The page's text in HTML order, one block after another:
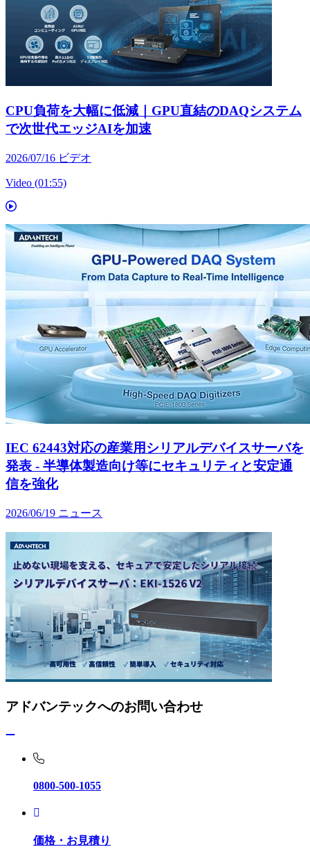
CPU負荷を大幅に低減｜GPU直結のDAQシステム
で次世代エッジAIを加速
2026/07/16 ビデオ
Video (01:55)
IEC 62443対応の産業用シリアルデバイスサーバを
発表 - 半導体製造向け等にセキュリティと安定通
信を強化
2026/06/19 ニュース
アドバンテックへのお問い合わせ
0800-500-1055
価格・お見積り